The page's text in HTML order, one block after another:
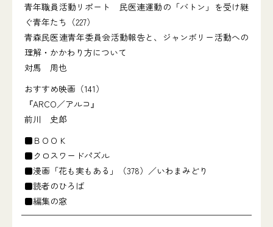
青年職員活動リポート 民医連運動の「バトン」を受け継
ぐ青年たち（227）
青森民医連青年委員会活動報告と、ジャンボリー活動への
理解・かかわり方について
対馬 周也
おすすめ映画（141）
『ARCO／アルコ』
前川 史郎
■ＢＯＯＫ
■クロスワードパズル
■漫画「花も実もある」（378）／いわまみどり
■読者のひろば
■編集の窓